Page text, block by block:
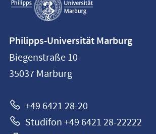
Navigation
Philipps-
Universität
Marburg
Philipps-Universität Marburg
Biegenstraße 10
35037 Marburg
+49 6421 28-20
Studifon +49 6421 28-22222